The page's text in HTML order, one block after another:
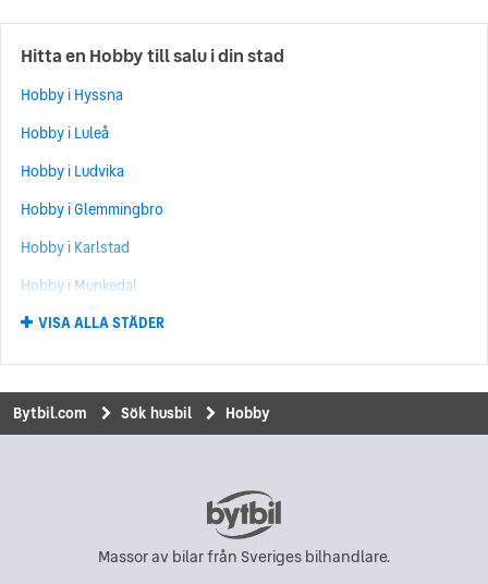
Hitta en Hobby till salu i din stad
Hobby i Hyssna
Hobby i Luleå
Hobby i Ludvika
Hobby i Glemmingbro
Hobby i Karlstad
Hobby i Munkedal
Hobby i Upplands Väsby
Hobby i Karlskrona
Hobby i Kungsängen
Hobby i Uddevalla
Hobby i Visby
VISA ALLA STÄDER
Bytbil.com Sök husbil Hobby
Massor av bilar från Sveriges bilhandlare.